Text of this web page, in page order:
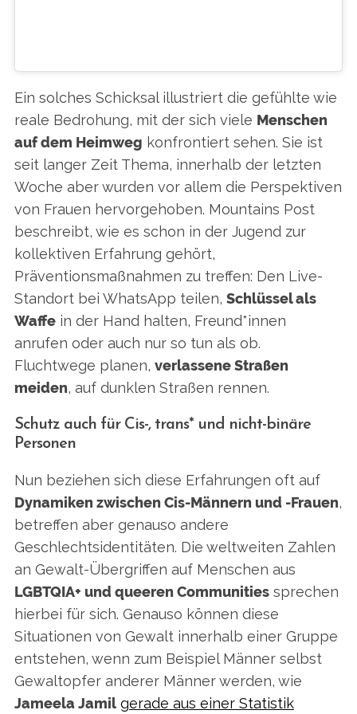
Ein solches Schicksal illustriert die gefühlte wie
reale Bedrohung, mit der sich viele Menschen
auf dem Heimweg konfrontiert sehen. Sie ist
seit langer Zeit Thema, innerhalb der letzten
Woche aber wurden vor allem die Perspektiven
von Frauen hervorgehoben. Mountains Post
beschreibt, wie es schon in der Jugend zur
kollektiven Erfahrung gehört,
Präventionsmaßnahmen zu treffen: Den Live-
Standort bei WhatsApp teilen, Schlüssel als
Waffein der Hand halten, Freund*innen
anrufen oder auch nur so tun als ob.
Fluchtwege planen, verlassene Straßen
meiden, auf dunklen Straßen rennen.
Schutz auch für Cis-, trans* und nicht-binäre
Personen
Nun beziehen sich diese Erfahrungen oft auf
Dynamiken zwischen Cis-Männern und -Frauen,
betreffen aber genauso andere
Geschlechtsidentitäten. Die weltweiten Zahlen
an Gewalt-Übergriffen auf Menschen aus
LGBTQIA+ und queeren Communitiessprechen
hierbei für sich. Genauso können diese
Situationen von Gewalt innerhalb einer Gruppe
entstehen, wenn zum Beispiel Männer selbst
Gewaltopfer anderer Männer werden, wie
Jameela Jamil gerade aus einer Statistik